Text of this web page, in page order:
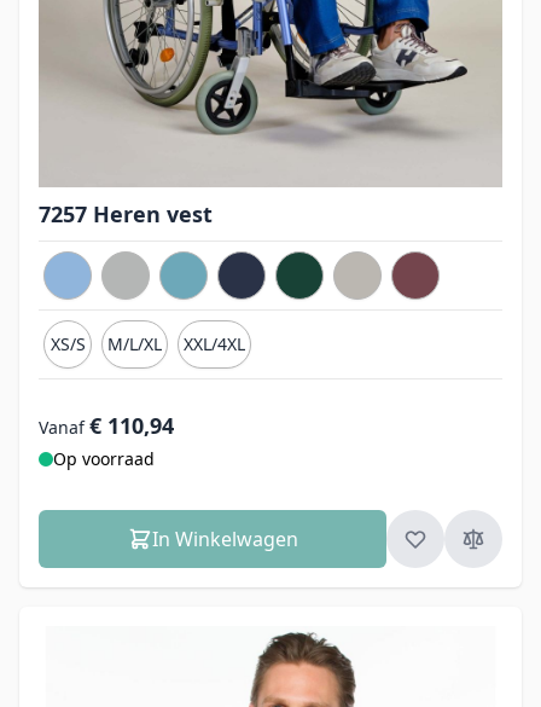
7257 Heren vest
XS/S M/L/XL XXL/4XL
Vanaf € 110,94
Op voorraad
In Winkelwagen